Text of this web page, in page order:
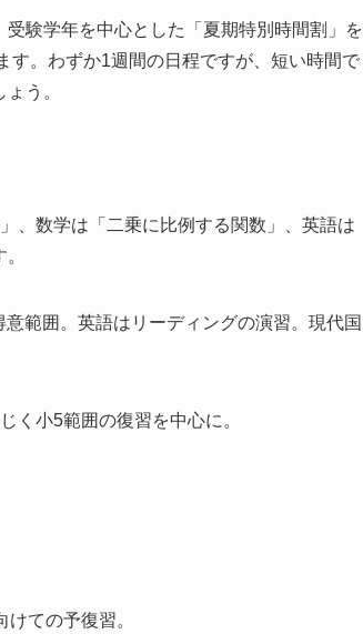
験学年を中心とした「夏期特別時間割」を
す。わずか1週間の日程ですが、短い時間で
う。
、数学は「二乗に比例する関数」、英語は
囲。英語はリーディングの演習。現代国
小5範囲の復習を中心に。
ての予復習。